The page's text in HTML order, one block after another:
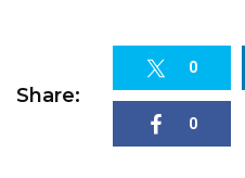
Share:
0
0